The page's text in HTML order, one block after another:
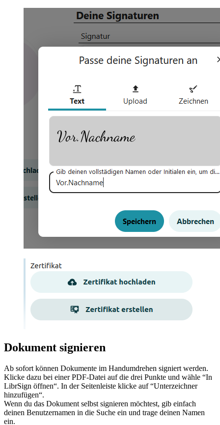
Dokument signieren
Ab sofort können Dokumente im Handumdrehen signiert werden.
Klicke dazu bei einer PDF-Datei auf die drei Punkte und wähle “In
LibrSign öffnen“. In der Seitenleiste klicke auf “Unterzeichner
hinzufügen“.
Wenn du das Dokument selbst signieren möchtest, gib einfach
deinen Benutzernamen in die Suche ein und trage deinen Namen
ein.